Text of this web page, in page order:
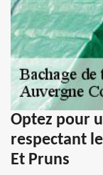
Optez pour
respectant
Et Pruns